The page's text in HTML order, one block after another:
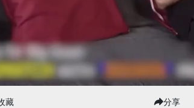
藏 分享